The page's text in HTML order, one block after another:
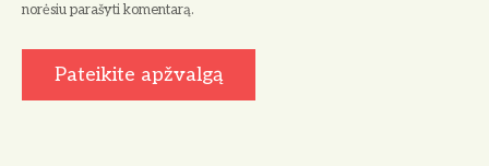
norėsiu parašyti komentarą.